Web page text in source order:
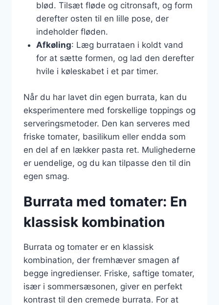
blød. Tilsæt fløde og citronsaft, og form
derefter osten til en lille pose, der
indeholder fløden.
Afkøling: Læg burrataen i koldt vand
for at sætte formen, og lad den derefter
hvile i køleskabet i et par timer.
Når du har lavet din egen burrata, kan du
eksperimentere med forskellige toppings og
serveringsmetoder. Den kan serveres med
friske tomater, basilikum eller endda som
en del af en lækker pasta ret. Mulighederne
er uendelige, og du kan tilpasse den til din
egen smag.
Burrata med tomater: En
klassisk kombination
Burrata og tomater er en klassisk
kombination, der fremhæver smagen af
begge ingredienser. Friske, saftige tomater,
især i sommersæsonen, giver en perfekt
kontrast til den cremede burrata. For at